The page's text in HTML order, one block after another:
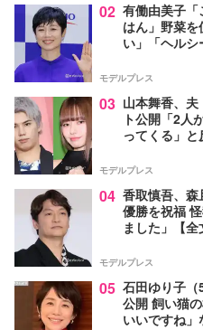
02 有働由美子
はん」野菜
い」「ヘル
モデルプレス
03 山本舞香、
ト公開「2人
ってくる」と
モデルプレス
04 香取慎吾、森
優勝を祝福
ました」【全
モデルプレス
05 石田ゆり子
公開 飼い猫
いいですね」